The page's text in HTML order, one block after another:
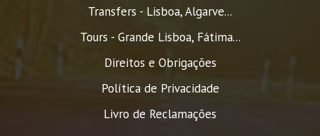
Transfers - Lisboa, Algarve...
Tours - Grande Lisboa, Fátima...
Direitos e Obrigações
Política de Privacidade
Livro de Reclamações